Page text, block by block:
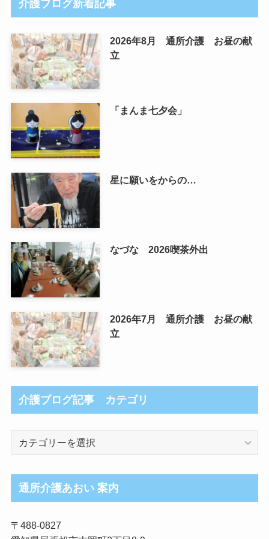
介護ブログ新着記事
2026年8月 通所介護 お昼の献
立
「まんま七夕会」
星に願いをからの…
なづな 2026喫茶外出
2026年7月 通所介護 お昼の献
立
介護ブログ記事 カテゴリ
ロ
グ
事
通所介護あおい 案内
〒488-0827